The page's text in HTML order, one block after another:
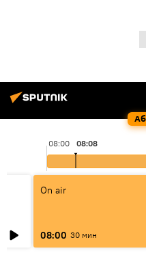
08:00 08:08
On air
08:00 30 мин